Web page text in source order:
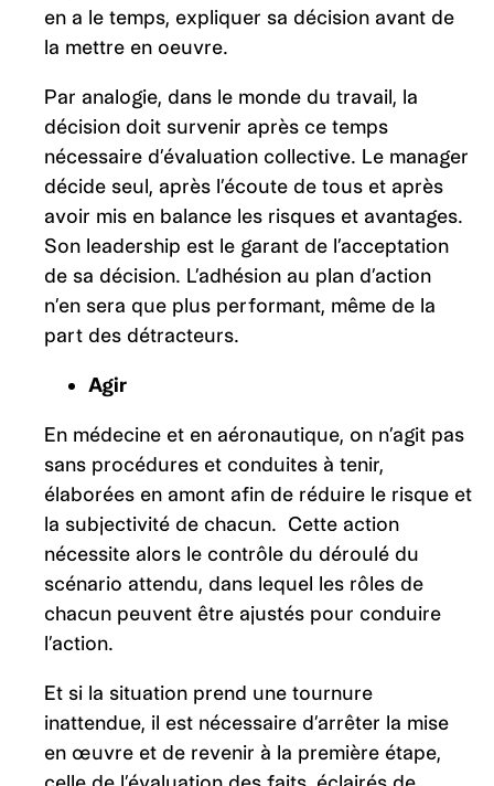
en a le temps, expliquer sa décision avant de
la mettre en oeuvre.
Par analogie, dans le monde du travail, la
décision doit survenir après ce temps
nécessaire d’évaluation collective. Le manager
décide seul, après l’écoute de tous et après
avoir mis en balance les risques et avantages.
Son leadership est le garant de l’acceptation
de sa décision. L’adhésion au plan d’action
n’en sera que plus performant, même de la
part des détracteurs.
Agir
En médecine et en aéronautique, on n’agit pas
sans procédures et conduites à tenir,
élaborées en amont afin de réduire le risque et
la subjectivité de chacun. Cette action
nécessite alors le contrôle du déroulé du
scénario attendu, dans lequel les rôles de
chacun peuvent être ajustés pour conduire
l’action.
Et si la situation prend une tournure
inattendue, il est nécessaire d’arrêter la mise
en œuvre et de revenir à la première étape,